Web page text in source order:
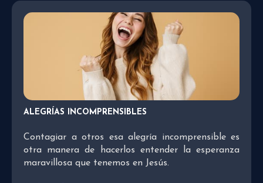
ALEGRÍAS INCOMPRENSIBLES
Contagiar a otros esa alegría incomprensible es
otra manera de hacerlos entender la esperanza
maravillosa que tenemos en Jesús.